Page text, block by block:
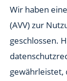
Wir haben
(AVV) zur
geschlossen.
gewährleistet,